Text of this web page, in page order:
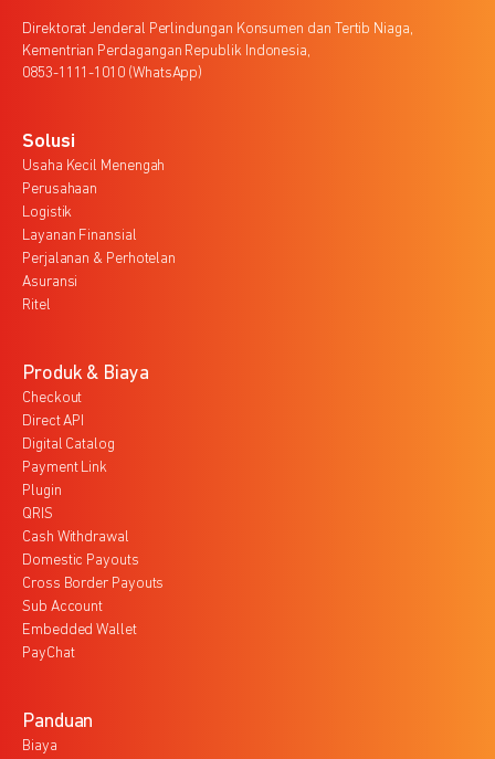
Direktorat Jenderal Perlindungan Konsumen dan Tertib Niaga,
Kementrian Perdagangan Republik Indonesia,
0853-1111-1010 (WhatsApp)
Solusi
Usaha Kecil Menengah
Perusahaan
Logistik
Layanan Finansial
Perjalanan & Perhotelan
Asuransi
Ritel
Produk & Biaya
Checkout
Direct API
Digital Catalog
Payment Link
Plugin
QRIS
Cash Withdrawal
Domestic Payouts
Cross Border Payouts
Sub Account
Embedded Wallet
PayChat
Panduan
Biaya